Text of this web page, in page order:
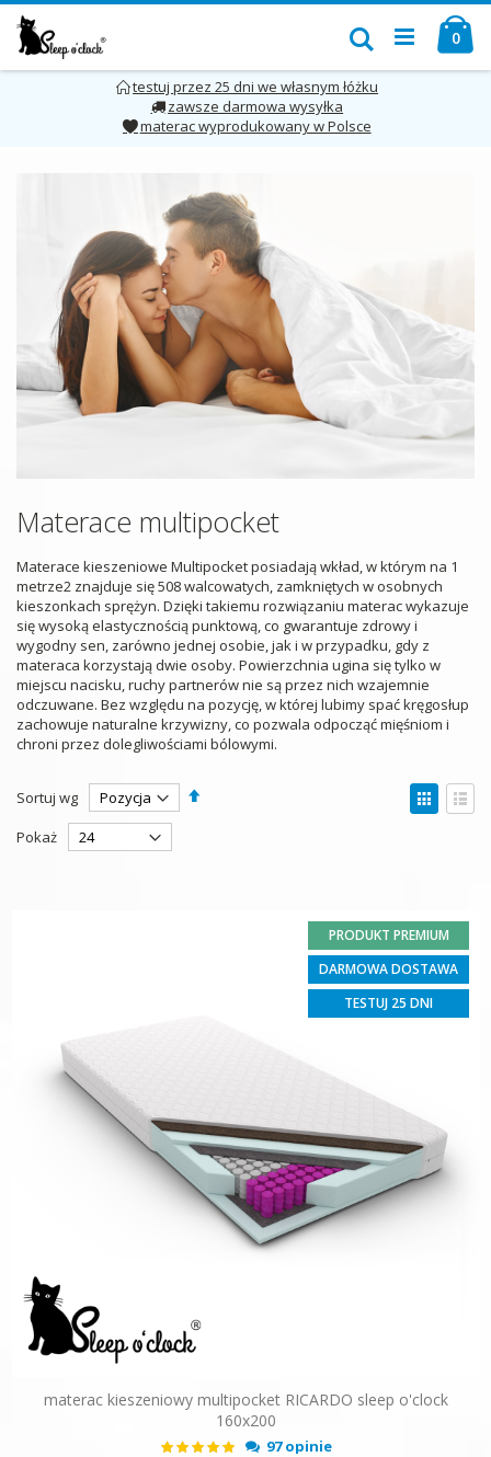
testuj przez 25 dni we własnym łóżku
zawsze darmowa wysyłka
materac wyprodukowany w Polsce
Przejdź
do
treści
0
Szukaj
Materace multipocket
Materace kieszeniowe Multipocket posiadają wkład, w którym na 1
metrze2 znajduje się 508 walcowatych, zamkniętych w osobnych
kieszonkach sprężyn. Dzięki takiemu rozwiązaniu materac wykazuje
się wysoką elastycznością punktową, co gwarantuje zdrowy i
wygodny sen, zarówno jednej osobie, jak i w przypadku, gdy z
materaca korzystają dwie osoby. Powierzchnia ugina się tylko w
miejscu nacisku, ruchy partnerów nie są przez nich wzajemnie
odczuwane. Bez względu na pozycję, w której lubimy spać kręgosłup
zachowuje naturalne krzywizny, co pozwala odpocząć mięśniom i
chroni przez dolegliwościami bólowymi.
Sortuj wg
Ustaw
jako
Pokaż
PRODUKT PREMIUM
DARMOWA DOSTAWA
TESTUJ 25 DNI
materac kieszeniowy multipocket RICARDO sleep o'clock
160x200
Ocena: 97 opinie